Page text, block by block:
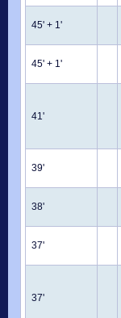
45' + 1'
45' + 1'
41'
39'
38'
37'
37'